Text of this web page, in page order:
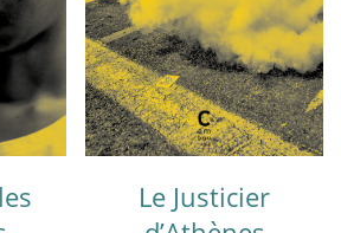
Le Justicier